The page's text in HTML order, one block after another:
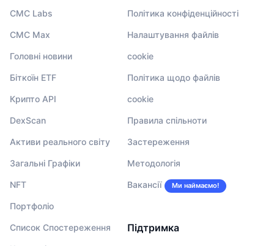
CMC Labs
CMC Max
Головні новини
Біткоїн ETF
Крипто API
DexScan
Активи реального світу
Загальні Графіки
NFT
Портфоліо
Список Спостереження
Політика конфіденційності
Налаштування файлів
cookie
Політика щодо файлів
cookie
Правила спільноти
Застереження
Методологія
Вакансії Ми наймаємо!
Підтримка